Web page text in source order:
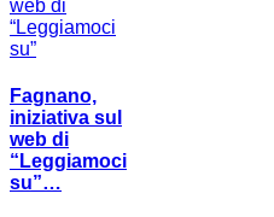
Fagnano,
iniziativa sul
web di
“Leggiamoci
su”…